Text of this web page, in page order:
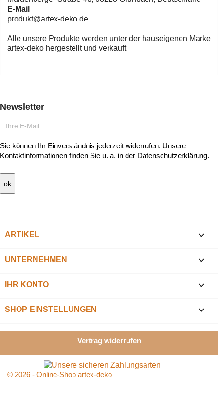
E-Mail
produkt@artex-deko.de
Alle unsere Produkte werden unter der hauseigenen Marke
artex-deko hergestellt und verkauft.
Newsletter
Sie können Ihr Einverständnis jederzeit widerrufen. Unsere
Kontaktinformationen finden Sie u. a. in der Datenschutzerklärung.
ARTIKEL 
UNTERNEHMEN 
IHR KONTO 
SHOP-EINSTELLUNGEN keyboard_arrow_down
Vertrag widerrufen
© 2026 - Online-Shop artex-deko